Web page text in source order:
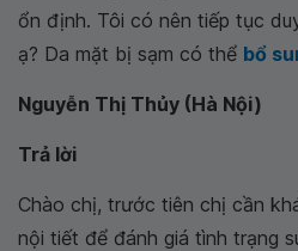
ổn định. Tôi có nên tiếp tục
ạ? Da mặt bị sạm có thể bổ
Nguyễn Thị Thủy (Hà Nội)
Trả lời
Chào chị, trước tiên chị cần
nội tiết để đánh giá tình trạng